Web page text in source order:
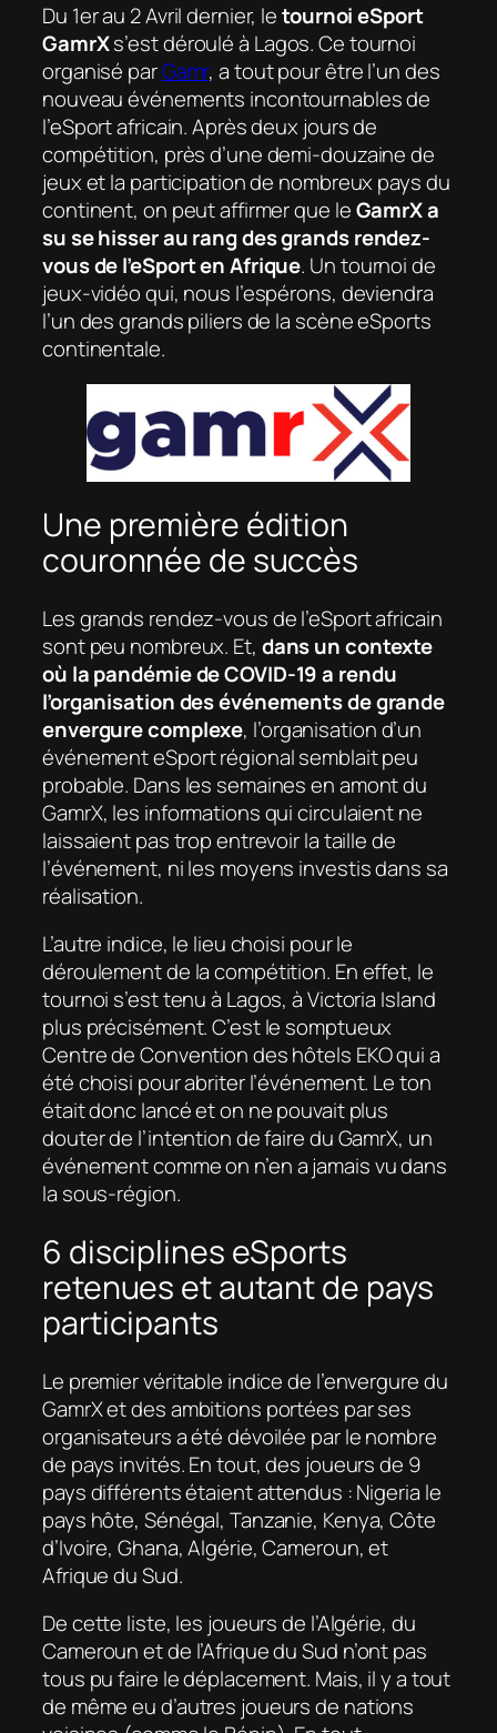
Du 1er au 2 Avril dernier, letournoi eSport
GamrXs’est déroulé à Lagos. Ce tournoi
organisé parGamr, a tout pour être l’un des
nouveau événements incontournables de
l’eSport africain. Après deux jours de
compétition, près d’une demi-douzaine de
jeux et la participation de nombreux pays du
continent, on peut affirmer que leGamrX a
su se hisser au rang des grands rendez-
vous de l’eSport en Afrique. Un tournoi de
jeux-vidéo qui, nous l’espérons, deviendra
l’un des grands piliers de la scène eSports
continentale.
Une première édition
couronnée de succès
Les grands rendez-vous de l’eSport africain
sont peu nombreux. Et, dans un contexte
où la pandémie de COVID-19 a rendu
l’organisation des événements de grande
envergure complexe, l’organisation d’un
événement eSport régional semblait peu
probable. Dans les semaines en amont du
GamrX, les informations qui circulaient ne
laissaient pas trop entrevoir la taille de
l’événement, ni les moyens investis dans sa
réalisation.
L’autre indice, le lieu choisi pour le
déroulement de la compétition. En effet, le
tournoi s’est tenu à Lagos, à Victoria Island
plus précisément. C’est le somptueux
Centre de Convention des hôtels EKO qui a
été choisi pour abriter l’événement. Le ton
était donc lancé et on ne pouvait plus
douter de l’intention de faire du GamrX, un
événement comme on n’en a jamais vu dans
la sous-région.
6 disciplines eSports
retenues et autant de pays
participants
Le premier véritable indice de l’envergure du
GamrX et des ambitions portées par ses
organisateurs a été dévoilée par le nombre
de pays invités. En tout, des joueurs de 9
pays différents étaient attendus : Nigeria le
pays hôte, Sénégal, Tanzanie, Kenya, Côte
d’Ivoire, Ghana, Algérie, Cameroun, et
Afrique du Sud.
De cette liste, les joueurs de l’Algérie, du
Cameroun et de l’Afrique du Sud n’ont pas
tous pu faire le déplacement. Mais, il y a tout
de même eu d’autres joueurs de nations